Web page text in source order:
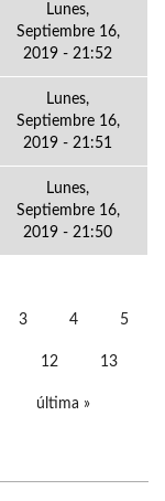
Lunes,
Septiembre 16,
2019 - 21:52
Lunes,
Septiembre 16,
2019 - 21:51
Lunes,
Septiembre 16,
2019 - 21:50
3 4 5
12 13
última »